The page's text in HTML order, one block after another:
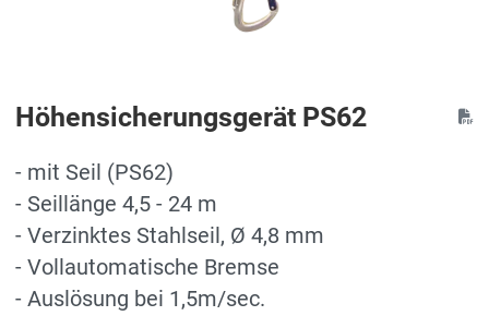
Höhensicherungsgerät PS62
- mit Seil (PS62)
- Seillänge 4,5 - 24 m
- Verzinktes Stahlseil, Ø 4,8 mm
- Vollautomatische Bremse
- Auslösung bei 1,5m/sec.